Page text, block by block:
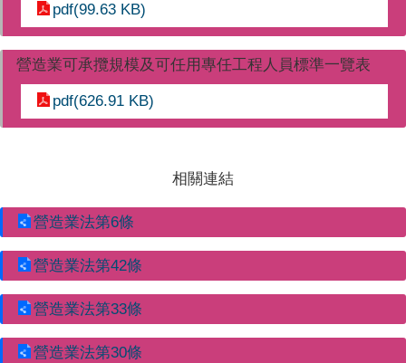
pdf(99.63 KB)
營造業可承攬規模及可任用專任工程人員標準一覽表
pdf(626.91 KB)
相關連結
營造業法第6條
營造業法第42條
營造業法第33條
營造業法第30條